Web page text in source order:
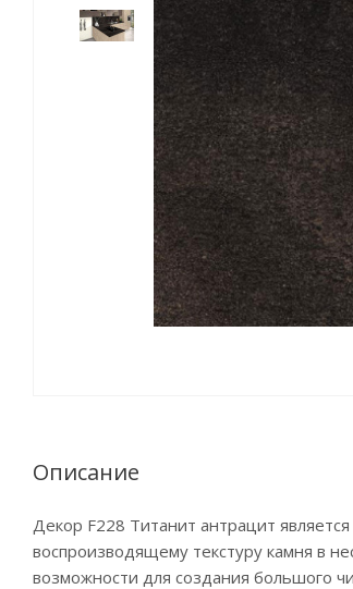
Описание
Декор F228 Титанит антрацит
воспроизводящему текстуру камня в
возможности для создания большого